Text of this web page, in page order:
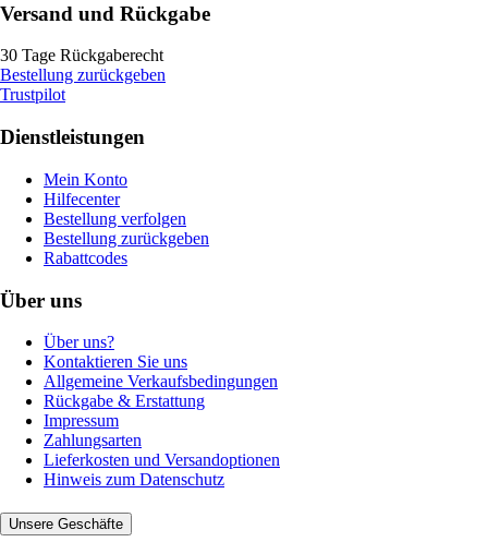
Versand und Rückgabe
30 Tage Rückgaberecht
Bestellung zurückgeben
Trustpilot
Dienstleistungen
Mein Konto
Hilfecenter
Bestellung verfolgen
Bestellung zurückgeben
Rabattcodes
Über uns
Über uns?
Kontaktieren Sie uns
Allgemeine Verkaufsbedingungen
Rückgabe & Erstattung
Impressum
Zahlungsarten
Lieferkosten und Versandoptionen
Hinweis zum Datenschutz
Unsere Geschäfte